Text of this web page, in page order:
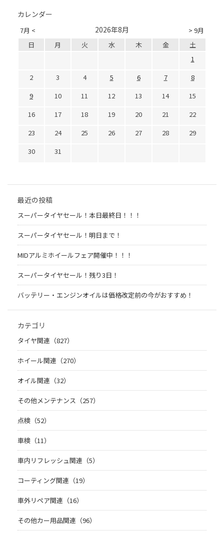
カレンダー
7月 < > 9月
2026年8月
日 月 火 水 木 金
土
1
2
3 4 5 6 7
8
9
10 11 12 13 14
15
16
17 18 19 20 21
22
23
24 25 26 27 28
29
30
31
最近の投稿
スーパータイヤセール！本日最終日！！！
スーパータイヤセール！明日まで！
MIDアルミホイールフェア開催中！！！
スーパータイヤセール！残り3日！
バッテリー・エンジンオイルは価格改定前の今がおすすめ！
カテゴリ
タイヤ関連（827）
ホイール関連（270）
オイル関連（32）
その他メンテナンス（257）
点検（52）
車検（11）
車内リフレッシュ関連（5）
コーティング関連（19）
車外リペア関連（16）
その他カー用品関連（96）